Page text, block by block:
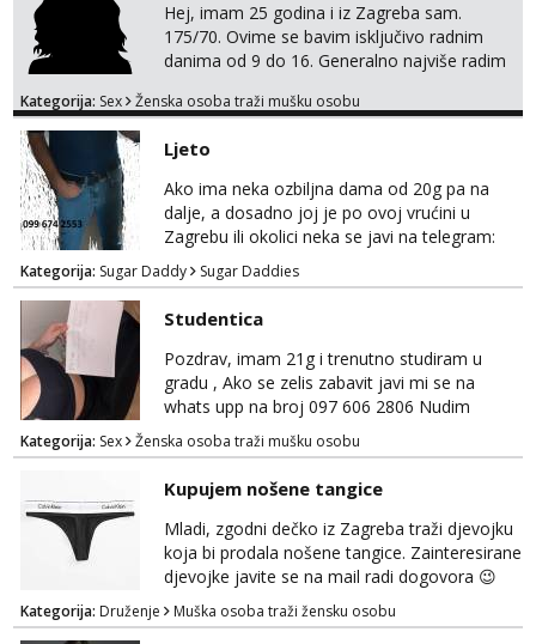
Hej, imam 25 godina i iz Zagreba sam.
175/70. Ovime se bavim isključivo radnim
danima od 9 do 16. Generalno najviše radim
druženja u diskreciji, vjerovatno ćemo si
također, nisam zainteresirana za one and
done susrete. Ako se nalaziš u ovome, javi
mi se na WhatsApp sa nečime o sebi i tome
što voliš seksualno za daljnji d...
Kategorija: Sex Ženska osoba traži mušku osobu
Ljeto
Ako ima neka ozbiljna dama od 20g pa na
dalje, a dosadno joj je po ovoj vrućini u
Zagrebu ili okolici neka se javi na telegram:
Bozt_8 ili na viber 099 674 2553.
Kategorija: Sugar Daddy Sugar Daddies
Studentica
Pozdrav, imam 21g i trenutno studiram u
gradu , Ako se zelis zabavit javi mi se na
whats upp na broj 097 606 2806 Nudim
razme vrste zabave uzivo i online
Kategorija: Sex Ženska osoba traži mušku osobu
Kupujem nošene tangice
Mladi, zgodni dečko iz Zagreba traži djevojku
koja bi prodala nošene tangice. Zainteresirane
djevojke javite se na mail radi dogovora 😉
Kategorija: Druženje Muška osoba traži žensku osobu